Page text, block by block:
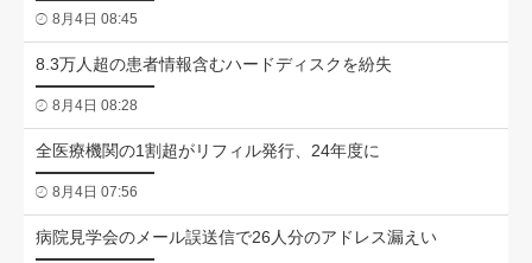
8月4日 08:45
8.3万人超の患者情報含むハードディスクを紛失
8月4日 08:28
全医療機関の1割超がリフィル発行、24年度に
8月4日 07:56
病院見学会のメール誤送信で26人分のアドレス漏えい